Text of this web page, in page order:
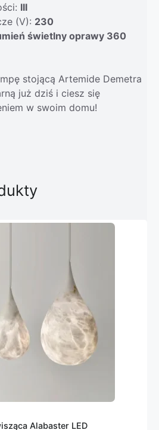
III
(V): 230
świetlny oprawy 360
stojącą Artemide Demetra
już dziś i ciesz się
w swoim domu!
Alabaster LED